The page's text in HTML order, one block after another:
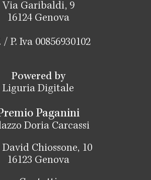
Via Garibaldi, 9
16124 Genova
/ P. Iva 00856930102
Powered by
Liguria Digitale
Paganini
Doria Carcassi
Chiossone, 10
16123 Genova